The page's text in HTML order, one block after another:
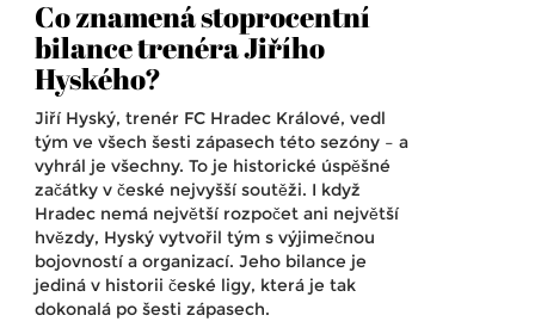
Co znamená stoprocentní
bilance trenéra Jiřího
Hyského?
Jiří Hyský, trenér FC Hradec Králové, vedl
tým ve všech šesti zápasech této sezóny – a
vyhrál je všechny. To je historické úspěšné
začátky v české nejvyšší soutěži. I když
Hradec nemá největší rozpočet ani největší
hvězdy, Hyský vytvořil tým s výjimečnou
bojovností a organizací. Jeho bilance je
jediná v historii české ligy, která je tak
dokonalá po šesti zápasech.